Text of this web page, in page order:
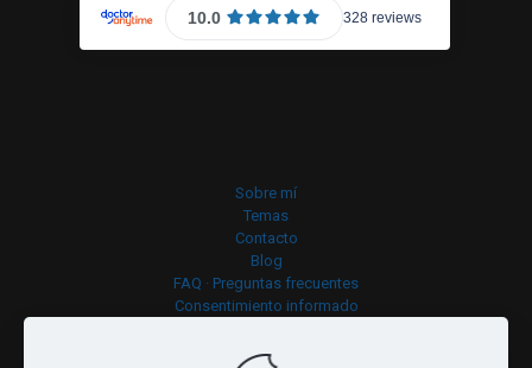
Sobre mí
Temas
Contacto
Blog
FAQ · Preguntas frecuentes
Consentimiento informado